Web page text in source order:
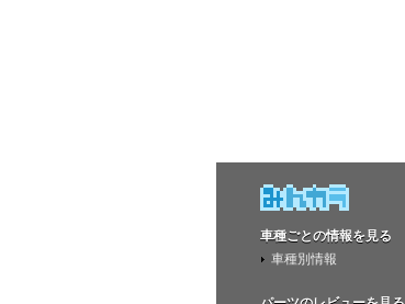
車種ごとの情報を見る
車種別情報